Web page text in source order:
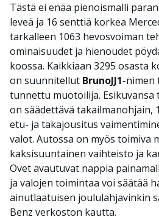
Tästä ei enää pienoismalli
leveä ja 16 senttiä korkea
tarkalleen 1063 hevosvoiman
ominaisuudet ja hienoudet
koossa. Kaikkiaan 3295 osasta
on suunnitellut BrunoJJ1-nimen
tunnettu muotoilija. Esikuvansa
on säädettävä takailmanohjain,
etu- ja takajousitus
valot. Autossa on myös toimiva
kaksisuuntainen vaihteisto ja
Ovet avautuvat nappia
ja valojen toimintaa voi säätää
ainutlaatuisen joululahjavinkin
Benz verkoston kautta.